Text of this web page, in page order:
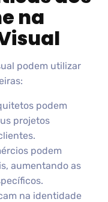
na
podem utilizar
podem
projetos
podem
aumentando as
na identidade